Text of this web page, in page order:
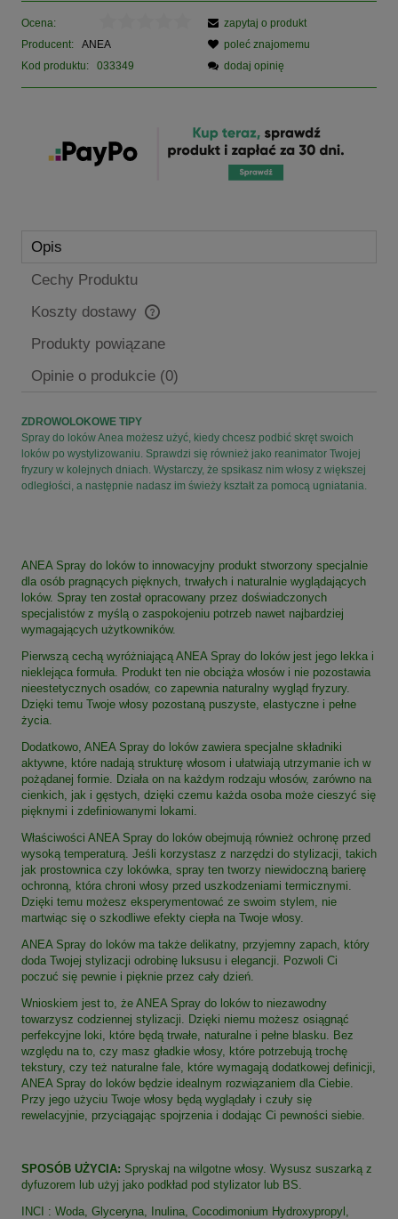
Ocena:
Producent:
ANEA
Kod produktu:
033349
zapytaj o produkt
poleć znajomemu
dodaj opinię
Opis
Cechy Produktu
Koszty dostawy
Cena nie zawiera ewentualnych kosztów płatności
Produkty powiązane
Opinie o produkcie (0)
ZDROWOLOKOWE TIPY
Spray do loków Anea możesz użyć, kiedy chcesz podbić skręt swoich
loków po wystylizowaniu. Sprawdzi się również jako reanimator Twojej
fryzury w kolejnych dniach. Wystarczy, że spsikasz nim włosy z większej
odległości, a następnie nadasz im świeży kształt za pomocą ugniatania.
ANEA Spray do loków to innowacyjny produkt stworzony specjalnie
dla osób pragnących pięknych, trwałych i naturalnie wyglądających
loków. Spray ten został opracowany przez doświadczonych
specjalistów z myślą o zaspokojeniu potrzeb nawet najbardziej
wymagających użytkowników.
Pierwszą cechą wyróżniającą ANEA Spray do loków jest jego lekka i
nieklejąca formuła. Produkt ten nie obciąża włosów i nie pozostawia
nieestetycznych osadów, co zapewnia naturalny wygląd fryzury.
Dzięki temu Twoje włosy pozostaną puszyste, elastyczne i pełne
życia.
Dodatkowo, ANEA Spray do loków zawiera specjalne składniki
aktywne, które nadają strukturę włosom i ułatwiają utrzymanie ich w
pożądanej formie. Działa on na każdym rodzaju włosów, zarówno na
cienkich, jak i gęstych, dzięki czemu każda osoba może cieszyć się
pięknymi i zdefiniowanymi lokami.
Właściwości ANEA Spray do loków obejmują również ochronę przed
wysoką temperaturą. Jeśli korzystasz z narzędzi do stylizacji, takich
jak prostownica czy lokówka, spray ten tworzy niewidoczną barierę
ochronną, która chroni włosy przed uszkodzeniami termicznymi.
Dzięki temu możesz eksperymentować ze swoim stylem, nie
martwiąc się o szkodliwe efekty ciepła na Twoje włosy.
ANEA Spray do loków ma także delikatny, przyjemny zapach, który
doda Twojej stylizacji odrobinę luksusu i elegancji. Pozwoli Ci
poczuć się pewnie i pięknie przez cały dzień.
Wnioskiem jest to, że ANEA Spray do loków to niezawodny
towarzysz codziennej stylizacji. Dzięki niemu możesz osiągnąć
perfekcyjne loki, które będą trwałe, naturalne i pełne blasku. Bez
względu na to, czy masz gładkie włosy, które potrzebują trochę
tekstury, czy też naturalne fale, które wymagają dodatkowej definicji,
ANEA Spray do loków będzie idealnym rozwiązaniem dla Ciebie.
Przy jego użyciu Twoje włosy będą wyglądały i czuły się
rewelacyjnie, przyciągając spojrzenia i dodając Ci pewności siebie.
SPOSÓB UŻYCIA: Spryskaj na wilgotne włosy. Wysusz suszarką z
dyfuzorem lub użyj jako podkład pod stylizator lub BS.
INCI : Woda, Glyceryna, Inulina, Cocodimonium Hydroxypropyl,